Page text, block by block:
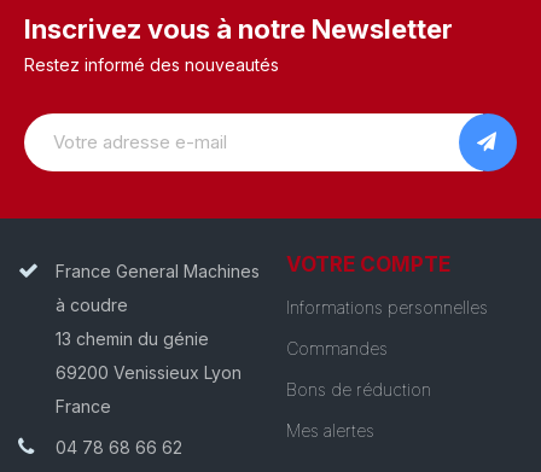
Inscrivez vous à notre Newsletter
Restez informé des nouveautés
France General Machines
à coudre
13 chemin du génie
69200 Venissieux Lyon
France
04 78 68 66 62
VOTRE COMPTE
Informations personnelles
Commandes
Bons de réduction
Mes alertes